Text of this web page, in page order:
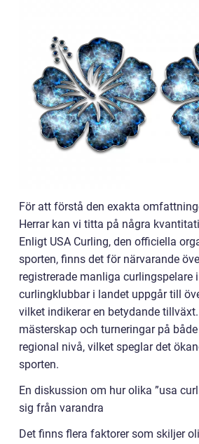
För att förstå den exakta
Herrar kan vi titta på några
Enligt USA Curling, den officiella
sporten, finns det för närvarande
registrerade manliga curlingspelare
curlingklubbar i landet uppgår till
vilket indikerar en betydande
mästerskap och turneringar på
regional nivå, vilket speglar det
sporten.
En diskussion om hur olika ”usa
sig från varandra
Det finns flera faktorer som skiljer